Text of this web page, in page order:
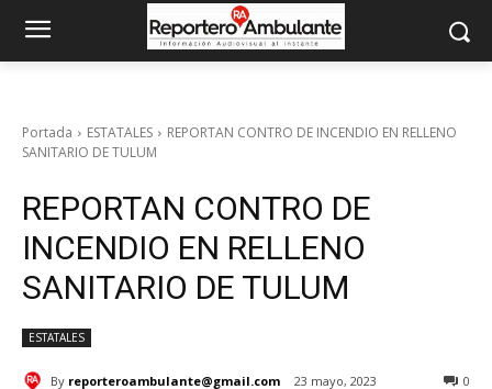
Portada ESTATALES
REPORTAN CONTRO DE INCENDIO EN RELLENO
SANITARIO DE TULUM
REPORTAN CONTRO DE
INCENDIO EN RELLENO
SANITARIO DE TULUM
ESTATALES
By reporteroambulante@gmail.com 23 mayo, 2023 0